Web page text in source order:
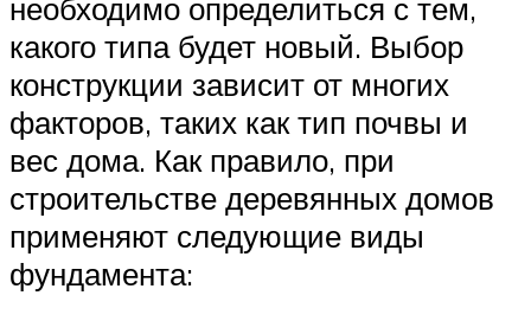
необходимо определиться с тем,
какого типа будет новый. Выбор
конструкции зависит от многих
факторов, таких как тип почвы и
вес дома. Как правило, при
строительстве деревянных домов
применяют следующие виды
фундамента: